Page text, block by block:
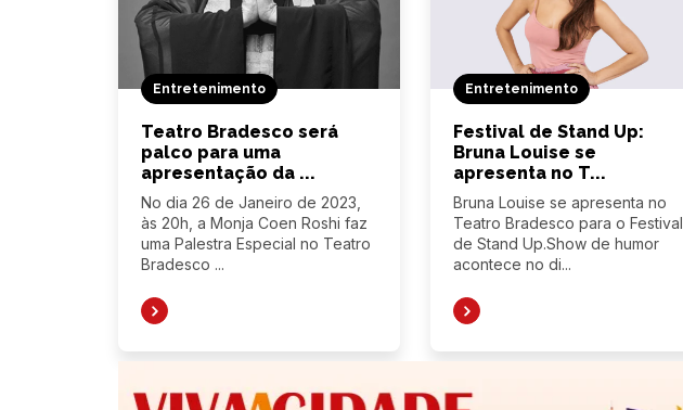
Entretenimento
Teatro Bradesco será
palco para uma
apresentação da ...
No dia 26 de Janeiro de 2023,
às 20h, a Monja Coen Roshi faz
uma Palestra Especial no Teatro
Bradesco ...
Entretenimento
Festival de Stand Up:
Bruna Louise se
apresenta no T...
Bruna Louise se apresenta no
Teatro Bradesco para o Festival
de Stand Up.Show de humor
acontece no di...